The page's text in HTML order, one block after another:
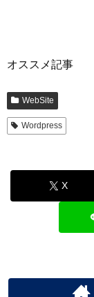
オススメ記事
WebSite
Wordpress
X